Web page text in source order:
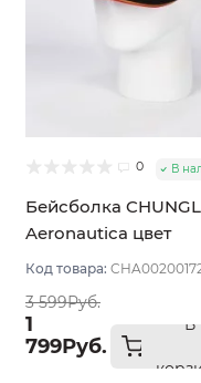
0 В
Бейсболка
Aeronautica цвет
Чёрный размер 58-
Код товара:
3 599Руб.
1
799Руб.
В